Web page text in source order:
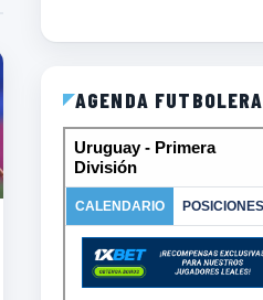
AGENDA FUTBOLERA